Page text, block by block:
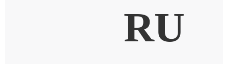
RU